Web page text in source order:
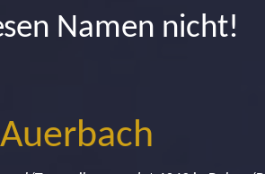
Namen nicht!